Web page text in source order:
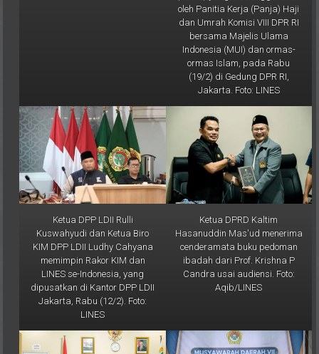
dan Umrah Komisi VIII DPR RI
bersama Majelis Ulama
Indonesia (MUI) dan ormas-
ormas Islam, pada Rabu
(19/2) di Gedung DPR RI,
Jakarta. Foto: LINES
Ketua DPP LDII Rulli
Kuswahyudi dan Ketua Biro
KIM DPP LDII Ludhy Cahyana
memimpin Rakor KIM dan
LINES se-Indonesia, yang
dipusatkan di Kantor DPP LDII
Jakarta, Rabu (12/2). Foto:
LINES
Ketua DPRD Kaltim
Hasanuddin Mas'ud menerima
cenderamata buku pedoman
ibadah dari Prof. Krishna P
Candra usai audiensi. Foto:
Aqib/LINES